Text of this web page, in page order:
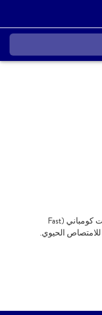
لقد تم إدراجنا في القائمة النهائية لمجلة فاست كومباني (Fast